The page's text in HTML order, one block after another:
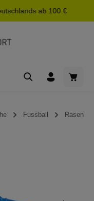
ab 100 €
Fussball Rasen